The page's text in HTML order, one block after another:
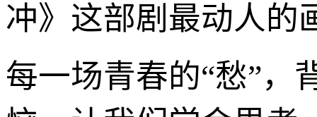
冲》这部剧最动人的
每一场青春的“愁”，